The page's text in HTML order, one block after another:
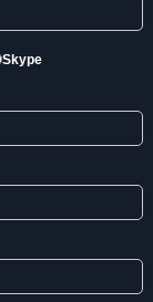
Skype